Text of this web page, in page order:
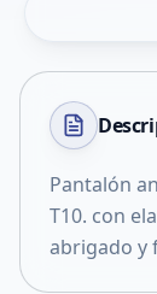
Pantalón
T10. con
abrigado y